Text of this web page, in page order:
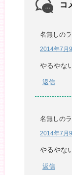
コ
名無しの
2014年7月
やるやな
返信
名無しの
2014年7月
やるやな
返信